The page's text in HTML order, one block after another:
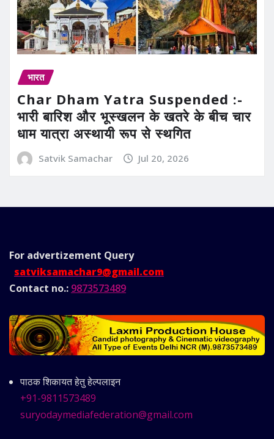
भारत
Char Dham Yatra Suspended :-
भारी बारिश और भूस्खलन के खतरे के बीच चार
धाम यात्रा अस्थायी रूप से स्थगित
Satvik Samachar Jul 20, 2026
For advertizement Query
satviksamachar9@gmail.com
Contact no.: 9873573489
पाठक शिकायत हेतु हेल्पलाइन
+91-9811573489
suryodaymediafederation@gmail.com